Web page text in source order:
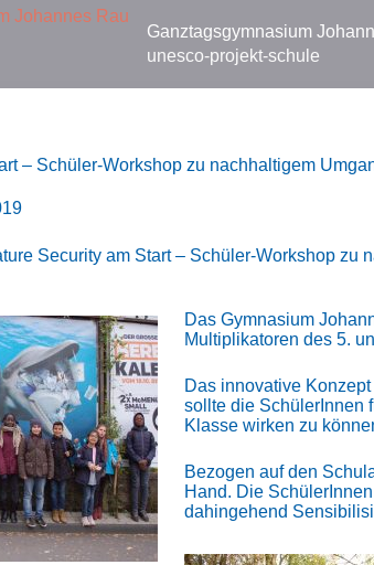
Ganztags­gymnasium
unesco-projekt-schule
– Schüler-Workshop zu nachhaltigem
Security am Start – Schüler-Workshop zu
Das Gymnasium
Multiplikatoren des 5.
Das innovative
sollte die SchülerInnen
Klasse wirken zu
Bezogen auf den
Hand. Die
dahingehend